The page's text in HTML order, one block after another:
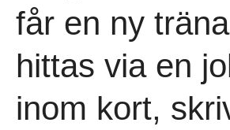
får en ny
hittas via en
inom kort,